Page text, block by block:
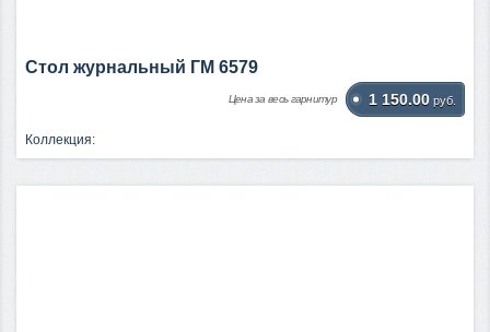
Стол журнальный ГМ 6579
Цена за весь гарнитур 1 150.00 руб.
Коллекция: